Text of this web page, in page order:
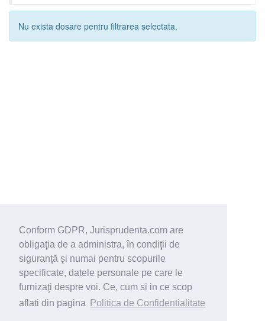
Conform GDPR, Jurisprudenta.com are
obligaţia de a administra, în condiţii de
siguranţă şi numai pentru scopurile
specificate, datele personale pe care le
furnizaţi despre voi. Ce, cum si in ce scop
aflati din pagina
Politica de Confidentialitate
Nu exista dosare pentru filtrarea selectata.